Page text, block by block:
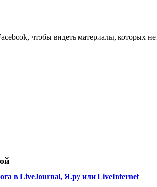
чтобы видеть материалы, которых
в LiveJournal, Я.ру или LiveInternet